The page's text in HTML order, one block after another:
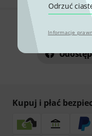
Odrzuć
Informacje
Czy
Kupuj i płać